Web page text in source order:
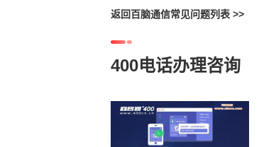
返回百脑通信常见问题列表 >>
400电话办理咨询